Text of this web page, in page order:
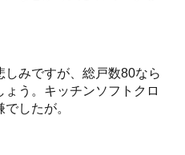
みですが、総戸数80なら
う。キッチンソフトクロ
したが。